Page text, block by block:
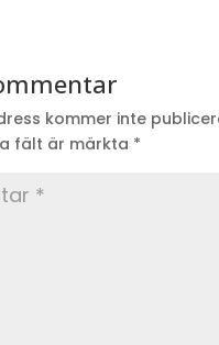
kommer inte
fält är märkta *